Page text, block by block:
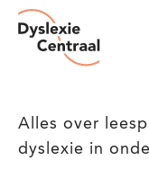
Overslaan
inhoud
gaan
Centraal
Alles over
dyslexie in